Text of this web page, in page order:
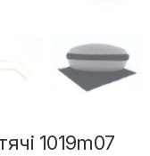
1019m07